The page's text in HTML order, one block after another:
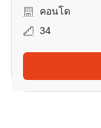
คอนโด
34